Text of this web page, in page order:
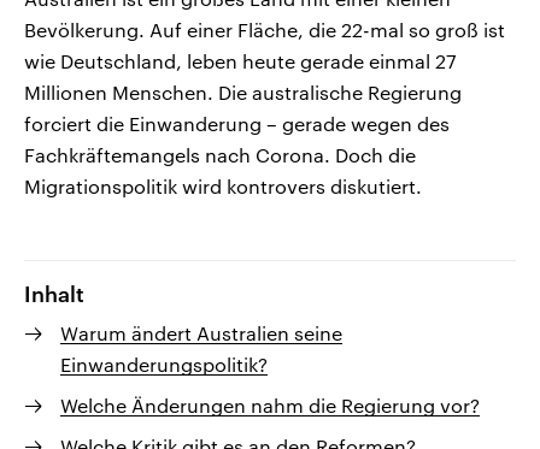
Bevölkerung. Auf einer Fläche, die 22-mal so groß ist
wie Deutschland, leben heute gerade einmal 27
Millionen Menschen. Die australische Regierung
forciert die Einwanderung – gerade wegen des
Fachkräftemangels nach Corona. Doch die
Migrationspolitik wird kontrovers diskutiert.
Inhalt
Warum ändert Australien seine
Einwanderungspolitik?
Welche Änderungen nahm die Regierung vor?